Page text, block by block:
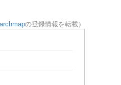
の登録情報を転載）